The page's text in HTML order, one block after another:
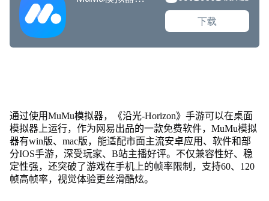
通过使用MuMu模拟器，《沿光-Horizon》手游可以在桌面
模拟器上运行，作为网易出品的一款免费软件，MuMu模拟
器有win版、mac版，能适配市面主流安卓应用、软件和部
分IOS手游，深受玩家、B站主播好评。不仅兼容性好、稳
定性强，还突破了游戏在手机上的帧率限制，支持60、120
帧高帧率，视觉体验更丝滑酷炫。